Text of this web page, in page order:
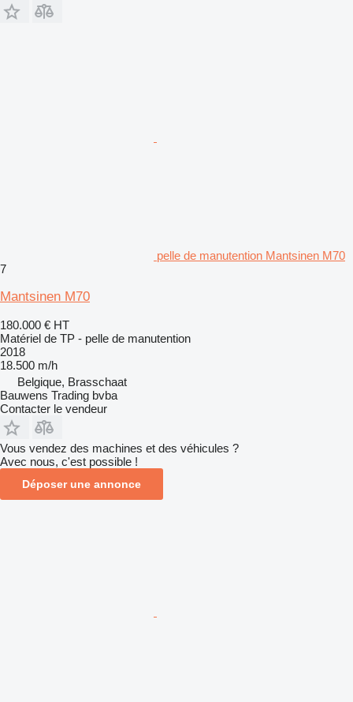
pelle de manutention Mantsinen M70
7
Mantsinen M70
180.000 € HT
Matériel de TP - pelle de manutention
2018
18.500 m/h
Belgique, Brasschaat
Bauwens Trading bvba
Contacter le vendeur
Vous vendez des machines et des véhicules ?
Avec nous, c'est possible !
Déposer une annonce